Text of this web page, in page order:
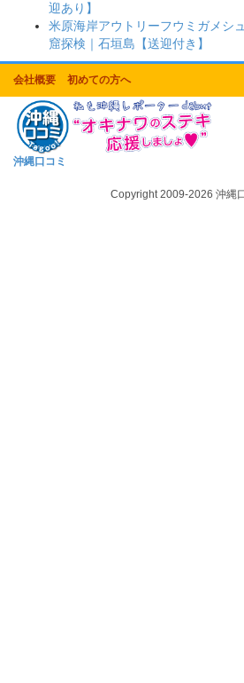
迎あり】
米原海岸アウトリーフウミガメシ
窟探検｜石垣島【送迎付き】
会社概要 初めての方へ
沖縄口コミ
Copyright 2009-2026 沖縄